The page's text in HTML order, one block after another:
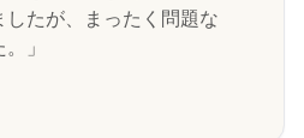
たが、まったく問題な
」